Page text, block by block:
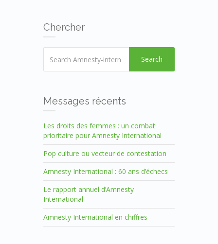
Chercher
Search
Messages récents
Les droits des femmes : un combat
prioritaire pour Amnesty International
Pop culture ou vecteur de contestation
Amnesty International : 60 ans d’échecs
Le rapport annuel d’Amnesty
International
Amnesty International en chiffres